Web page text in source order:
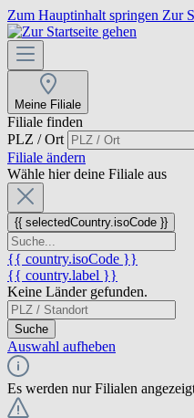
Zum Hauptinhalt springen Zur
Meine Filiale
Filiale finden
PLZ / Ort
Filiale ändern
Wähle hier deine Filiale aus
{{ selectedCountry.isoCode }}
{{ country.isoCode }}
{{ country.label }}
Keine Länder gefunden.
Suche
Auswahl aufheben
Es werden nur Filialen